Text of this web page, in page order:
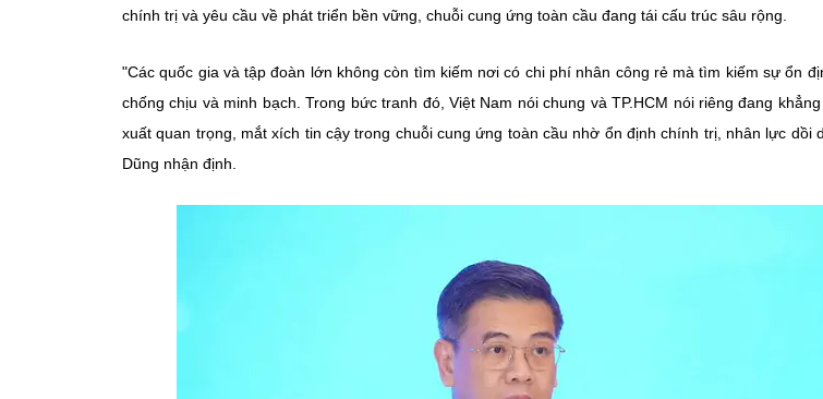
chính trị và yêu cầu về phát triển bền vững, chuỗi cung ứng toàn cầu đang tái cấu trúc sâu rộng.
"Các quốc gia và tập đoàn lớn không còn tìm kiếm nơi có chi phí nhân công rẻ mà tìm kiếm sự ổn
chống chịu và minh bạch. Trong bức tranh đó, Việt Nam nói chung và TP.HCM nói riêng đang
xuất quan trọng, mắt xích tin cậy trong chuỗi cung ứng toàn cầu nhờ ổn định chính trị, nhân lực dồi
Dũng nhận định.